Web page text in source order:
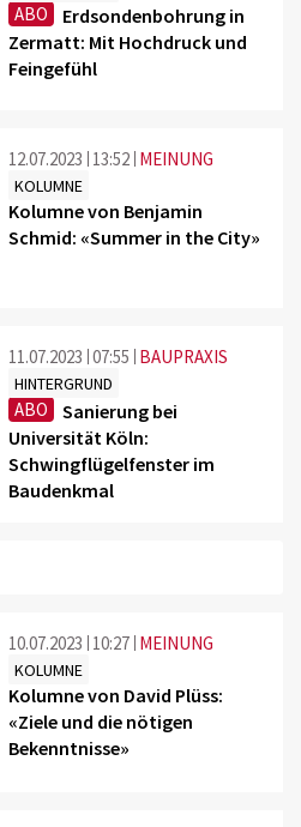
ABO
Erdsondenbohrung in
Zermatt: Mit Hochdruck und
Feingefühl
12.07.2023 13:52 MEINUNG
KOLUMNE
Kolumne von Benjamin
Schmid: «Summer in the City»
11.07.2023 07:55 BAUPRAXIS
HINTERGRUND
ABO
Sanierung bei
Universität Köln:
Schwingflügelfenster im
Baudenkmal
10.07.2023 10:27 MEINUNG
KOLUMNE
Kolumne von David Plüss:
«Ziele und die nötigen
Bekenntnisse»